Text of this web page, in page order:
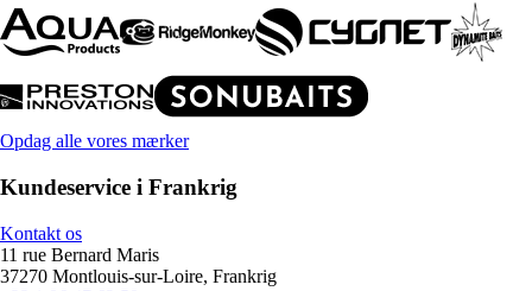
Opdag alle vores mærker
Kundeservice i Frankrig
Kontakt os
11 rue Bernard Maris
37270 Montlouis-sur-Loire, Frankrig